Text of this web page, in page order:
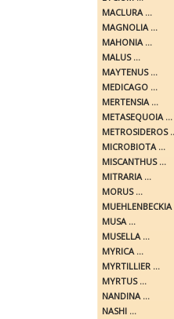
MACLURA ...
MAGNOLIA ...
MAHONIA ...
MALUS ...
MAYTENUS ...
MEDICAGO ...
MERTENSIA ...
METASEQUOIA ...
METROSIDEROS
MICROBIOTA ...
MISCANTHUS ...
MITRARIA ...
MORUS ...
MUEHLENBECKIA
MUSA ...
MUSELLA ...
MYRICA ...
MYRTILLIER ...
MYRTUS ...
NANDINA ...
NASHI ...